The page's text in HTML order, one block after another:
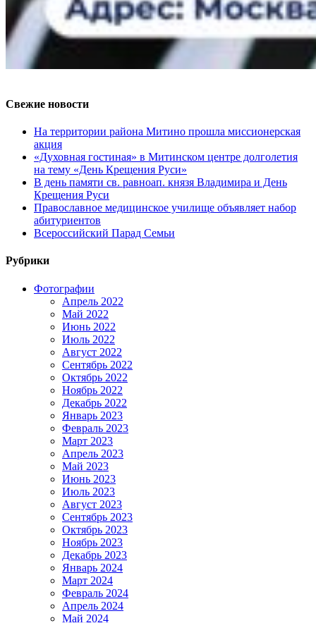
Свежие новости
На территории района Митино прошла миссионерская
акция
«Духовная гостиная» в Митинском центре долголетия
на тему «День Крещения Руси»
В день памяти св. равноап. князя Владимира и День
Крещения Руси
Православное медицинское училище объявляет набор
абитуриентов
Всероссийский Парад Семьи
Рубрики
Фотографии
Апрель 2022
Май 2022
Июнь 2022
Июль 2022
Август 2022
Сентябрь 2022
Октябрь 2022
Ноябрь 2022
Декабрь 2022
Январь 2023
Февраль 2023
Март 2023
Апрель 2023
Май 2023
Июнь 2023
Июль 2023
Август 2023
Сентябрь 2023
Октябрь 2023
Ноябрь 2023
Декабрь 2023
Январь 2024
Март 2024
Февраль 2024
Апрель 2024
Май 2024